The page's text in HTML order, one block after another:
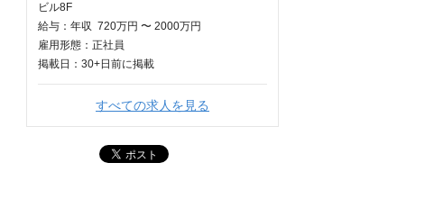
ビル8F
給与： 年収 720万円 〜 2000万円
雇用形態：正社員
掲載日： 30+日 前に掲載
すべての求人を見る